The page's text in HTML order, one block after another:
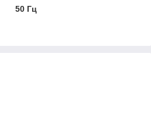
50 Гц